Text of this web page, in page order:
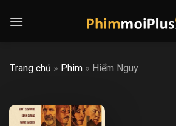
Trang chủ » Phim » Hiểm Nguy